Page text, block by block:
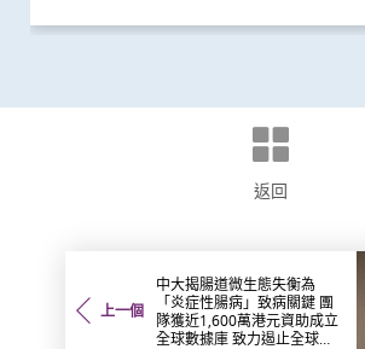
返回
上一個
中大揭腸道微生態失衡為
「炎症性腸病」致病關鍵 團
隊獲近1,600萬港元資助成立
全球數據庫 致力遏止全球個